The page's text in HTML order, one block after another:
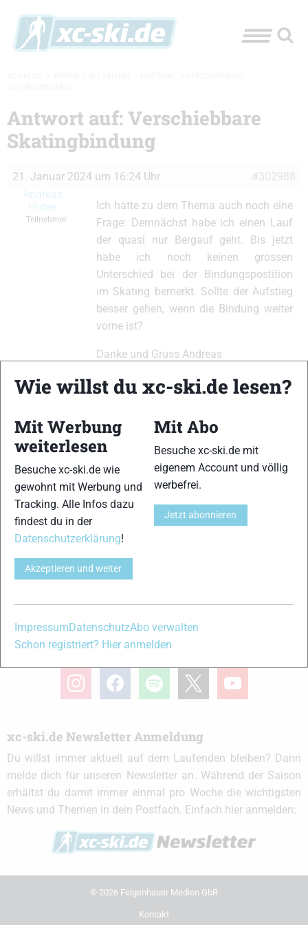
Antwort auf: Verschiebbare
Skatingbindung
21. Januar 2024 um 16:24 Uhr
#302988
Andreas
Huber
Teilnehmer
Ich hätte zu dem Thema auch noch eine
Frage: Demnächst habe ich einen Lauf
der quasi nur Bergauf geht. Bis jetzt
habe ich noch keinen grossen
Unterschied bei der Bindungspostition
im Skating bemerkt. Sollte der Aufstieg
besser gehen, wenn die Bindung weiter
vorne ist?
Danke und Gruss Andreas
News aus dem Skilanglauf, Biathlon und der Nordischen
Kombination, einer Loipendatenbank, Langlauf -Community
und allem was du sonst noch über deine Lieblingssportarten
wissen solltest.
Ob Skilanglauf
-Anfänger oder Profi-Sportler, wir haben
immer ein offenes Ohr für dich! Du kannst uns jederzeit über
dasKontaktformularerreichen.
xc-ski.de in Social Media
instagramfacebook spotify youtube
xc-ski.de Newsletter Anmeldung
Du willst immer aktuell auf dem Laufenden bleiben? Dann
melde dich für unseren Newsletter an. Während der Saison
erhältst du damit immer einmal pro Woche die wichtigsten
News und Themen in dein Postfach. Einfach hier anmelden:
© 2026 Felgenhauer Medien GbR
Kontakt
Wie willst du xc-ski.de lesen?
Mit Werbung
weiterlesen
Besuche xc-ski.de wie
gewohnt mit Werbung und
Tracking. Alle Infos dazu
findest du in der
Datenschutzerklärung!
Akzeptieren und weiter
Mit Abo
Besuche xc-ski.de mit
eigenem Account und völlig
werbefrei.
Jetzt abonnieren
ImpressumDatenschutzAbo verwalten
Schon registriert? Hier anmelden